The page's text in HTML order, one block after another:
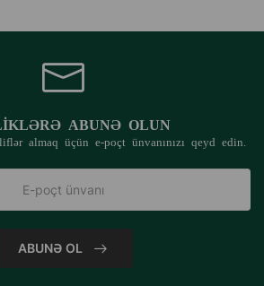
ABUNƏ OLUN
almaq üçün e-poçt ünvanınızı qeyd edin.
ABUNƏ OL